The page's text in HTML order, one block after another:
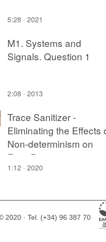
5:28 · 2021
M1. Systems and
Signals. Question 1
2:08 · 2013
Trace Sanitizer -
Eliminating the Effects
Non-determinism on
Error Propagation
Analysis
1:12 · 2020
2020 · Tel. (+34) 96 387 70